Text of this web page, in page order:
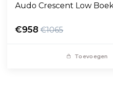
Audo Crescent Low
€958 €1065
Toevoegen